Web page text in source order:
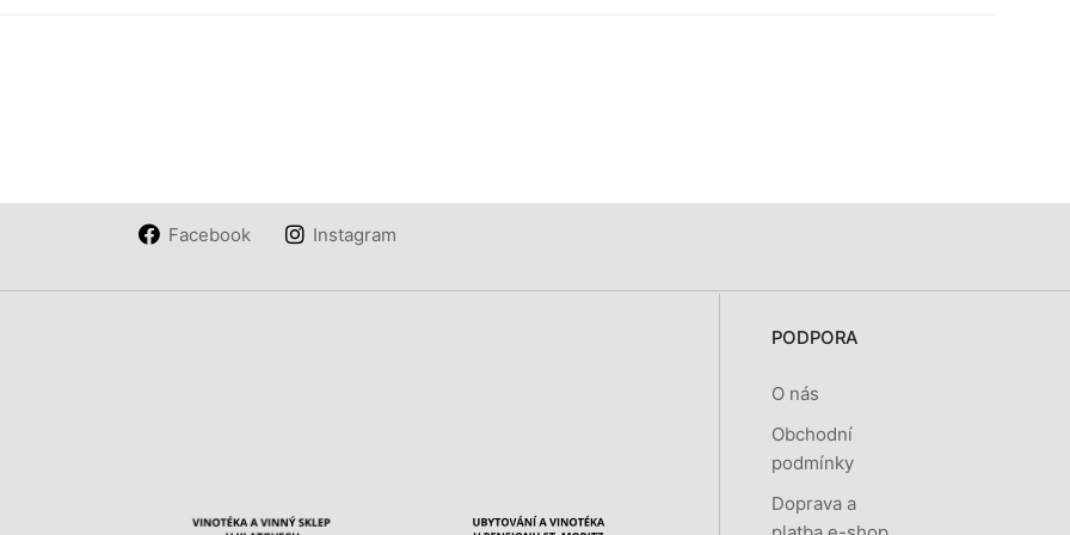
Facebook Instagram
PODPORA
O nás
Obchodní
podmínky
Doprava a